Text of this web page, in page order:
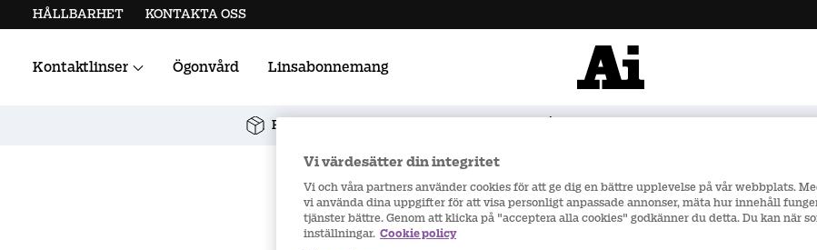
HÅLLBARHET KONTAKTA OSS
Kontaktlinser
Linstillbehör
Ögonvård Linsabonnemang
Fri frakt vid köp över 900 kr
Lins- & glasögonrecept
Vi värdesätter din integritet
Vi och våra partners använder cookies för att ge dig en bättre upplevelse på vår webbplats.
vi använda dina uppgifter för att visa personligt anpassade annonser, mäta hur innehåll
tjänster bättre. Genom att klicka på "acceptera alla cookies" godkänner du detta. Du kan när
inställningar. Cookie policy